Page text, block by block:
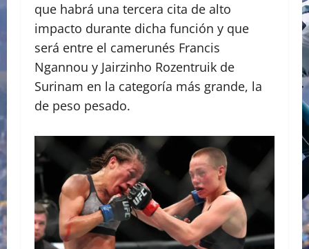
que habrá una tercera cita de alto
impacto durante dicha función y que
será entre el camerunés Francis
Ngannou y Jairzinho Rozentruik de
Surinam en la categoría más grande, la
de peso pesado.